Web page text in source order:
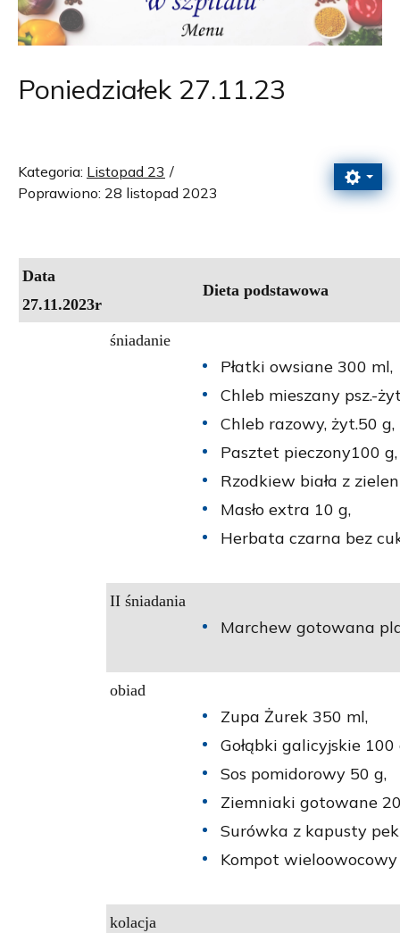
Poniedziałek 27.11.23
Kategoria: Listopad 23
Poprawiono: 28 listopad 2023
Data
27.11.2023r
Dieta podstawowa
śniadanie
Płatki owsiane 300 ml,
Chleb mieszany psz.-
Chleb razowy, żyt.50 g,
Pasztet pieczony100 g,
Rzodkiew biała z
Masło extra 10 g,
Herbata czarna bez
II śniadania
Marchew gotowana
obiad
Zupa Żurek 350 ml,
Gołąbki galicyjskie 100
Sos pomidorowy 50 g,
Ziemniaki gotowane
Surówka z kapusty
Kompot wieloowocowy
kolacja